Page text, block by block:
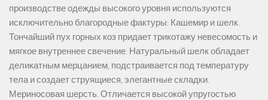
производстве одежды высокого уровня используются
исключительно благородные фактуры: Кашемир и шелк.
Тончайший пух горных коз придает трикотажу невесомость и
мягкое внутреннее свечение. Натуральный шелк обладает
деликатным мерцанием, подстраивается под температуру
тела и создает струящиеся, элегантные складки.
Мериносовая шерсть. Отличается высокой упругостью